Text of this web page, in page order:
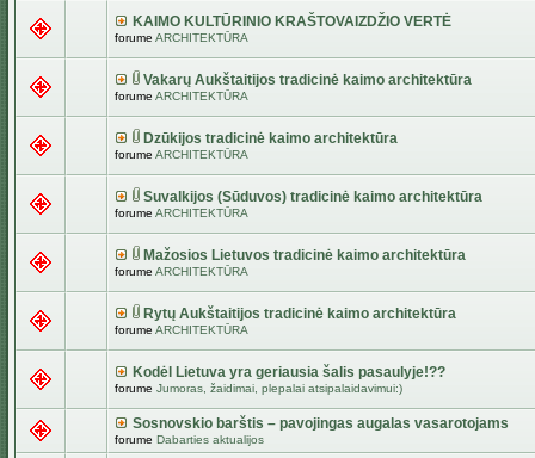
KAIMO KULTŪRINIO KRAŠTOVAIZDŽIO VERTĖ
forume ARCHITEKTŪRA
Vakarų Aukštaitijos tradicinė kaimo architektūra
forume ARCHITEKTŪRA
Dzūkijos tradicinė kaimo architektūra
forume ARCHITEKTŪRA
Suvalkijos (Sūduvos) tradicinė kaimo architektūra
forume ARCHITEKTŪRA
Mažosios Lietuvos tradicinė kaimo architektūra
forume ARCHITEKTŪRA
Rytų Aukštaitijos tradicinė kaimo architektūra
forume ARCHITEKTŪRA
Kodėl Lietuva yra geriausia šalis pasaulyje!??
forume Jumoras, žaidimai, plepalai atsipalaidavimui:)
Sosnovskio barštis – pavojingas augalas vasarotojams
forume Dabarties aktualijos